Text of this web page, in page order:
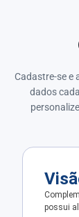
Cadastre-se e
dados
possui